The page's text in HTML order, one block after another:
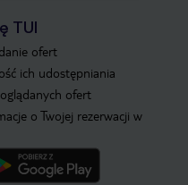
TUI
ofert
ich udostępniania
ofert
o Twojej rezerwacji w